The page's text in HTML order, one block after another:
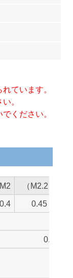
ています。
。
ください。
M2 （M2.2）
0.4
0.45
0.6